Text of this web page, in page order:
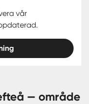
vår
— område